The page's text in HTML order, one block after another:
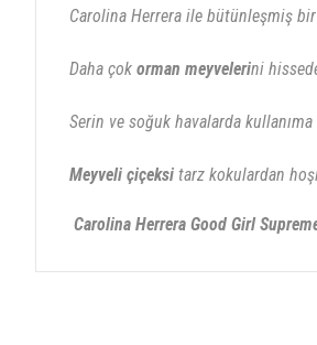
Carolina Herrera ile bütünleşmiş bir
Daha çok orman meyvelerini
Serin ve soğuk havalarda
Meyveli çiçeksi tarz kokulardan
Carolina Herrera Good Girl